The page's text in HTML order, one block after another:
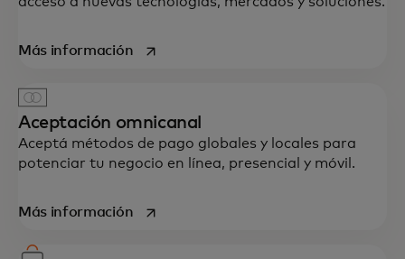
Más informaciónse abre en una pestaña nueva
Aceptación omnicanal
Aceptá métodos de pago globales y locales para
potenciar tu negocio en línea, presencial y móvil.
Más informaciónse abre en una pestaña nueva